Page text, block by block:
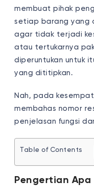
membuat pihak
setiap barang yang
agar tidak terjadi
atau tertukarnya
diperuntukan untuk
yang dititipkan.
Nah, pada
membahas nomor
penjelasan fungsi
Table of Contents
Pengertian Apa